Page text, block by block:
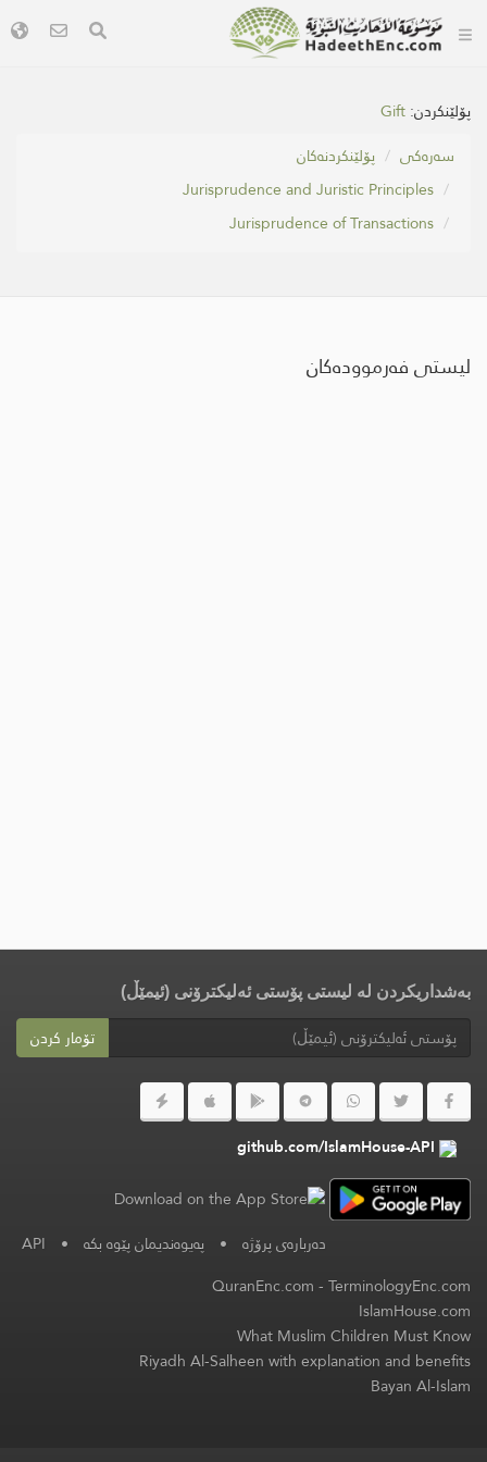
پۆلێنکردن:Gift
سه‌ره‌كی
پۆلێنکردنەکان
Jurisprudence and Juristic Principles
Jurisprudence of Transactions
لیستی فەرموودەکان
بەشداریکردن لە لیستی پۆستی ئەلیکترۆنی (ئیمێڵ)
تۆمار کردن
github.com/IslamHouse-API
دەربارەی پرۆژە • پەیوەندیمان پێوە بکە •
API
QuranEnc.com-TerminologyEnc.com
IslamHouse.com
What Muslim Children Must Know
Riyadh Al-Salheen with explanation and benefits
Bayan Al-Islam